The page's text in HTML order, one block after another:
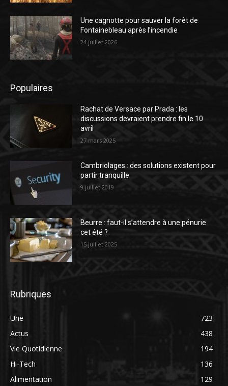
Une cagnotte pour sauver la forêt de
Fontainebleau après l’incendie
24 juillet 2026
Populaires
Rachat de Versace par Prada : les
discussions devraient prendre fin le 10
avril
27 mars 2025
Cambriolages : des solutions existent pour
partir tranquille
9 juillet 2019
Beurre : faut-il s’attendre à une pénurie
cet été ?
15 juillet 2025
Rubriques
Une
723
Actus
438
Vie Quotidienne
194
Hi-Tech
136
Alimentation
129